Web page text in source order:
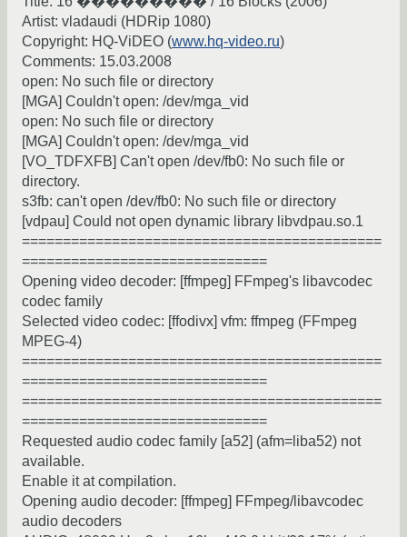
Artist: vladaudi (HDRip 1080)
Copyright: HQ-ViDEO (www.hq-video.ru)
Comments: 15.03.2008
open: No such file or directory
[MGA] Couldn't open: /dev/mga_vid
open: No such file or directory
[MGA] Couldn't open: /dev/mga_vid
[VO_TDFXFB] Can't open /dev/fb0: No such file or
directory.
s3fb: can't open /dev/fb0: No such file or directory
[vdpau] Could not open dynamic library libvdpau.so.1
============================================
==============================
Opening video decoder: [ffmpeg] FFmpeg's libavcodec
codec family
Selected video codec: [ffodivx] vfm: ffmpeg (FFmpeg
MPEG-4)
============================================
==============================
============================================
==============================
Requested audio codec family [a52] (afm=liba52) not
available.
Enable it at compilation.
Opening audio decoder: [ffmpeg] FFmpeg/libavcodec
audio decoders